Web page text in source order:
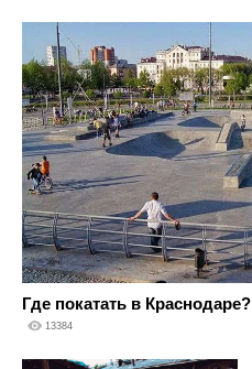
Где покатать в Краснодаре?
13384